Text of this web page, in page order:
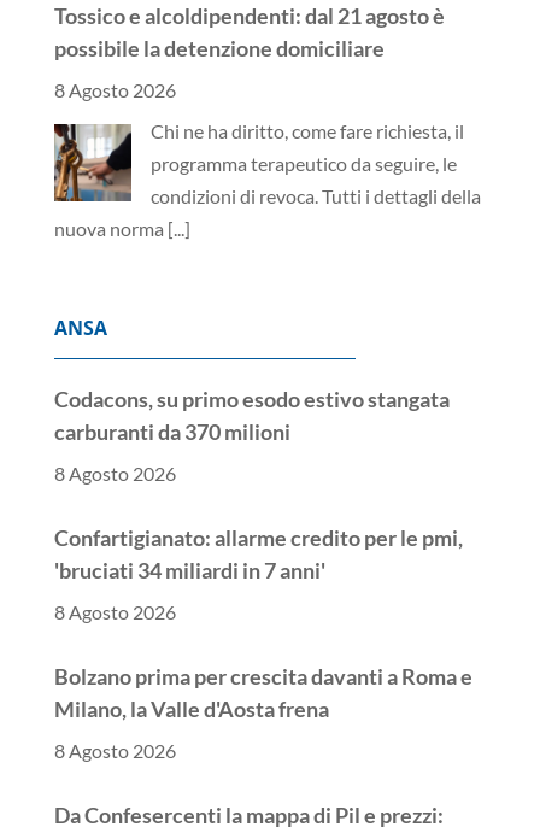
Tossico e alcoldipendenti: dal 21 agosto è
possibile la detenzione domiciliare
8 Agosto 2026
Chi ne ha diritto, come fare richiesta, il
programma terapeutico da seguire, le
condizioni di revoca. Tutti i dettagli della
nuova norma [...]
ANSA
Codacons, su primo esodo estivo stangata
carburanti da 370 milioni
8 Agosto 2026
Confartigianato: allarme credito per le pmi,
'bruciati 34 miliardi in 7 anni'
8 Agosto 2026
Bolzano prima per crescita davanti a Roma e
Milano, la Valle d'Aosta frena
8 Agosto 2026
Da Confesercenti la mappa di Pil e prezzi: